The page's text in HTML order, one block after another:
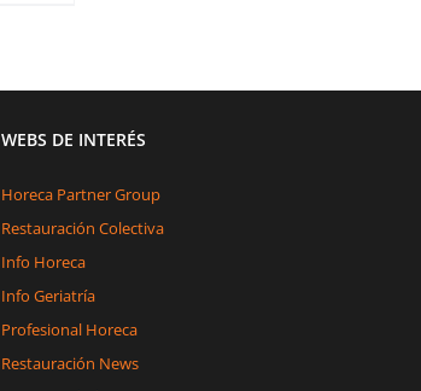
WEBS DE INTERÉS
Horeca Partner Group
Restauración Colectiva
Info Horeca
Info Geriatría
Profesional Horeca
Restauración News